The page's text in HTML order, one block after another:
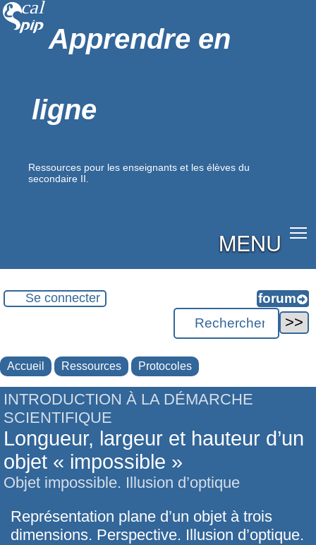
Apprendre en
ligne
Ressources pour les enseignants et les élèves du
secondaire II.
MENU
Se connecter
Accueil Ressources Protocoles
INTRODUCTION À LA DÉMARCHE
SCIENTIFIQUE
Longueur, largeur et hauteur d’un
objet « impossible »
Objet impossible. Illusion d’optique
Représentation plane d’un objet à trois
dimensions. Perspective. Illusion d’optique.